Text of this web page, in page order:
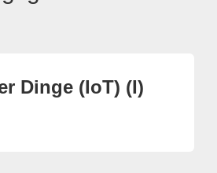
Dinge (IoT) (I)